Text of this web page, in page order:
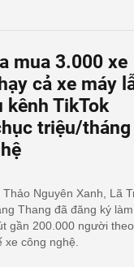
mua 3.000 xe
cả xe máy
kênh TikTok
triệu/
Nguyên Xanh, Lã
Thang đã đăng ký
gần 200.000 người
công nghệ.